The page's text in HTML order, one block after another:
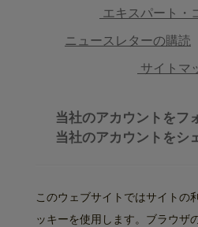
エキスパート・
ニュースレターの購読
サイトマ
当社のアカウントをフ
当社のアカウントをシ
このウェブサイトではサイトの
ッキーを使用します。ブラウザ